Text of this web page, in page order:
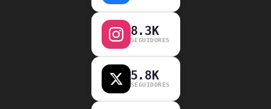
8.3K
SEGUIDORES
5.8K
SEGUIDORES